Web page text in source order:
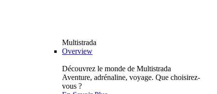
Multistrada
Overview
Découvrez le monde de Multistrada
Aventure, adrénaline, voyage. Que choisirez-
vous ?